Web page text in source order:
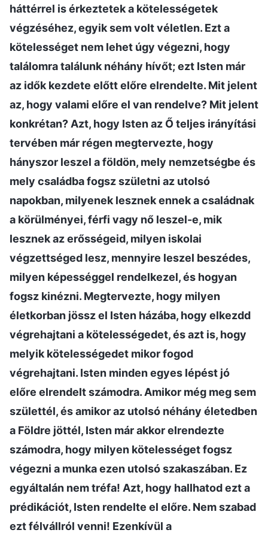
háttérrel is érkeztetek a kötelességetek
végzéséhez, egyik sem volt véletlen. Ezt a
kötelességet nem lehet úgy végezni, hogy
találomra találunk néhány hívőt; ezt Isten már
az idők kezdete előtt előre elrendelte. Mit jelent
az, hogy valami előre el van rendelve? Mit jelent
konkrétan? Azt, hogy Isten az Ő teljes irányítási
tervében már régen megtervezte, hogy
hányszor leszel a földön, mely nemzetségbe és
mely családba fogsz születni az utolsó
napokban, milyenek lesznek ennek a családnak
a körülményei, férfi vagy nő leszel-e, mik
lesznek az erősségeid, milyen iskolai
végzettséged lesz, mennyire leszel beszédes,
milyen képességgel rendelkezel, és hogyan
fogsz kinézni. Megtervezte, hogy milyen
életkorban jössz el Isten házába, hogy elkezdd
végrehajtani a kötelességedet, és azt is, hogy
melyik kötelességedet mikor fogod
végrehajtani. Isten minden egyes lépést jó
előre elrendelt számodra. Amikor még meg sem
születtél, és amikor az utolsó néhány életedben
a Földre jöttél, Isten már akkor elrendezte
számodra, hogy milyen kötelességet fogsz
végezni a munka ezen utolsó szakaszában. Ez
egyáltalán nem tréfa! Azt, hogy hallhatod ezt a
prédikációt, Isten rendelte el előre. Nem szabad
ezt félvállról venni! Ezenkívül a